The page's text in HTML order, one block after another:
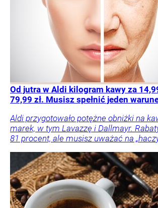
Od jutra w Aldi kilogram kawy za
79,99 zł. Musisz spełnić jeden
Aldi przygotowało potężne obniżki na
marek, w tym Lavazzę i Dallmayr.
81 procent, ale musisz uważać na